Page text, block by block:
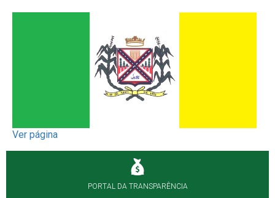
Ver página
PORTAL DA TRANSPARÊNCIA